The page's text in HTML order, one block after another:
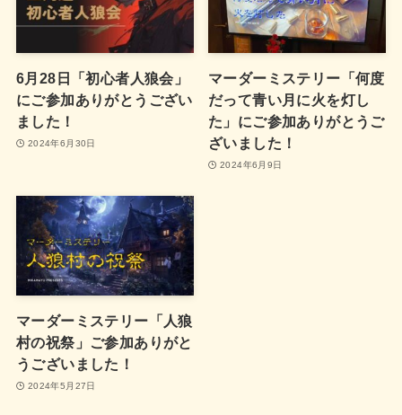
6月28日「初心者人狼会」
にご参加ありがとうござい
ました！
2024年6月30日
マーダーミステリー「何度
だって青い月に火を灯し
た」にご参加ありがとうご
ざいました！
2024年6月9日
マーダーミステリー「人狼
村の祝祭」ご参加ありがと
うございました！
2024年5月27日